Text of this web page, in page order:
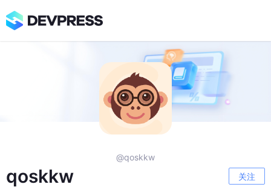
@qoskkw
qoskkw 关注